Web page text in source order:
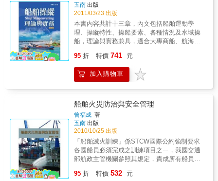
由技術引進，開始建造小型、乃至大型船舶。
本書的特點在於，對戰前、戰後臺灣造船業的
發展作為一個整體展開連續性的討論，並對戰
後初期臺灣造船公司如何填補日本籍技術人員
離開後所產生的管理與技術缺口。此外，也就
各時期的技術學習、技術者的養成與政府的產
業政策進行論述。
五南 出版
2011/03/23 出版
本書內容共計十三章，內文包括船舶運動學
理、操縱特性、操船要素、各種情況及水域操
船，理論與實務兼具，適合大專商船、航海科
作者為港口引水人，以其豐富的學理基礎與實
務經驗，提供國內航海相同科系研習教材及海
運相關人員之參考。
95 折 特價 741 元
加入購物車
船舶火災防治與安全管理
曾福成 著
五南 出版
2010/10/25 出版
「船舶滅火訓練」係STCW國際公約強制要求
各國船員必須完成之訓練項目之ㄧ，我國交通
部航政主管機關參照其規定，責成所有船員均
進一步接受進階滅火訓練課程。本書依據國際
95 折 特價 532 元